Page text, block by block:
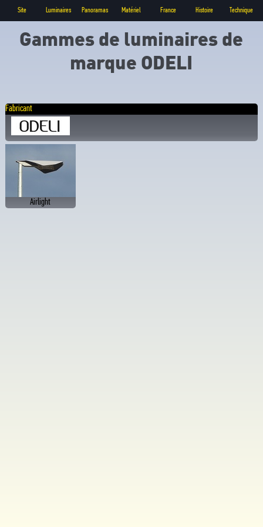
Site Luminaires Panoramas Matériel France Histoire Technique
Gammes de luminaires de
marque ODELI
Fabricant
Airlight